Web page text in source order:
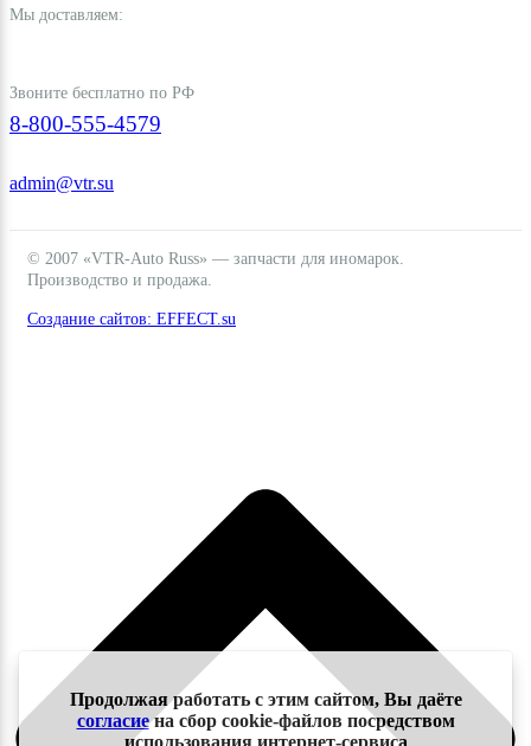
Мы доставляем:
Звоните бесплатно по РФ
8-800-555-4579
admin@vtr.su
© 2007 «VTR-Auto Russ» — запчасти для иномарок.
Производство и продажа.
Создание сайтов: EFFECT.su
Продолжая работать с этим сайтом, Вы даёте
согласиена сбор cookie-файлов посредством
использования интернет-сервиса